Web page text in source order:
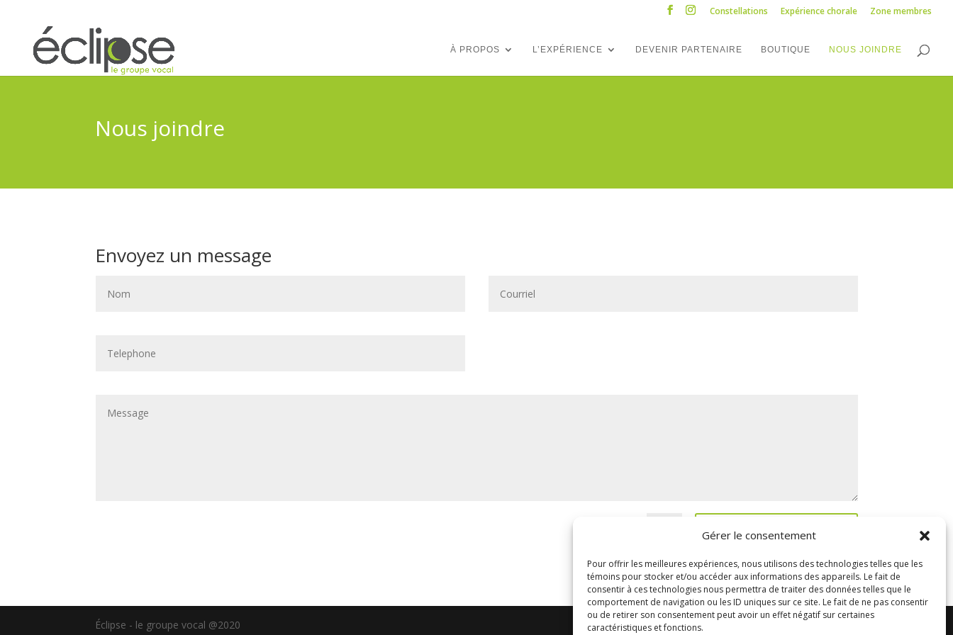
Gérer le consentement
Pour offrir les meilleures expériences, nous utilisons des technologies telles que les
témoins pour stocker et/ou accéder aux informations des appareils. Le fait de
consentir à ces technologies nous permettra de traiter des données telles que le
comportement de navigation ou les ID uniques sur ce site. Le fait de ne pas consentir
ou de retirer son consentement peut avoir un effet négatif sur certaines
caractéristiques et fonctions.
Constellations Expérience chorale Zone membres
À PROPOS L’EXPÉRIENCE DEVENIR PARTENAIRE BOUTIQUE NOUS JOINDRE
Nous joindre
Envoyez un message
Envoyer le message
Éclipse - le groupe vocal @2020